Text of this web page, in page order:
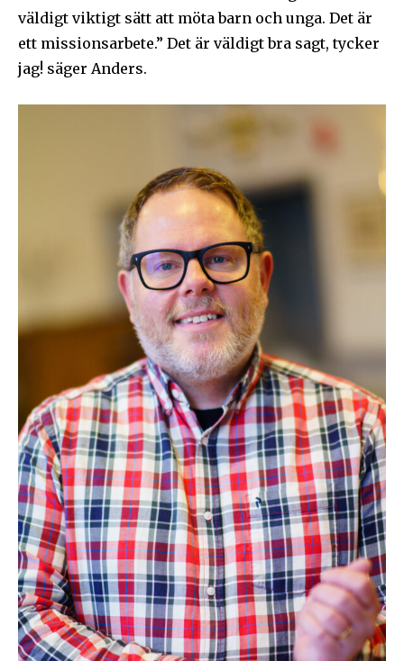
väldigt viktigt sätt att möta barn och unga. Det är
ett missionsarbete.” Det är väldigt bra sagt, tycker
jag! säger Anders.